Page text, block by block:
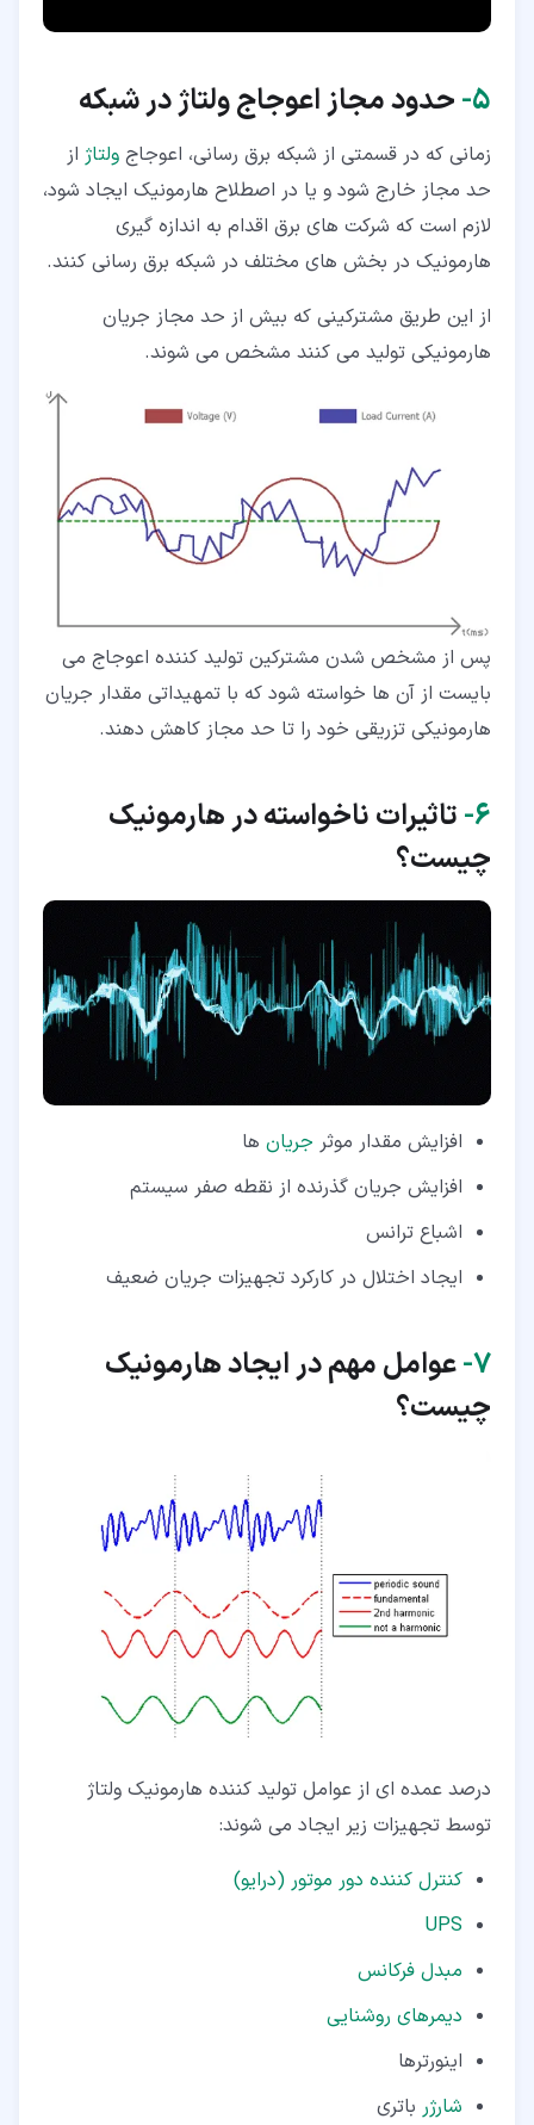
۵‏- حدود مجاز اعوجاج ولتاژ در شبکه
زمانی که در قسمتی از شبکه برق رسانی، اعوجاج ولتاژ از
حد مجاز خارج شود و یا در اصطلاح هارمونیک ایجاد شود،
لازم است که شرکت های برق اقدام به اندازه گیری
هارمونیک در بخش های مختلف در شبکه برق رسانی کنند.
از این طریق مشترکینی که بیش از حد مجاز جریان
هارمونیکی تولید می کنند مشخص می شوند.
پس از مشخص شدن مشترکین تولید کننده اعوجاج می
بایست از آن ها خواسته شود که با تمهیداتی مقدار جریان
هارمونیکی تزریقی خود را تا حد مجاز کاهش دهند.
۶‏- تاثیرات ناخواسته در هارمونیک
چیست؟
افزایش مقدار موثر جریان ها
افزایش جریان گذرنده از نقطه صفر سیستم
اشباع ترانس
ایجاد اختلال در کارکرد تجهیزات جریان ضعیف
۷‏- عوامل مهم در ایجاد هارمونیک
چیست؟
درصد عمده ای از عوامل تولید کننده هارمونیک ولتاژ
توسط تجهیزات زیر ایجاد می شوند:
کنترل کننده دور موتور (درایو)
UPS
مبدل فرکانس
دیمرهای روشنایی
اینورترها
شارژر باتری